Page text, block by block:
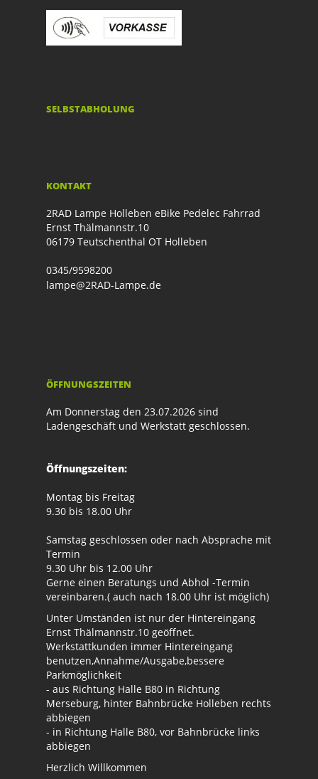
SELBSTABHOLUNG
KONTAKT
2RAD Lampe Holleben eBike Pedelec Fahrrad
Ernst Thälmannstr.10
06179 Teutschenthal OT Holleben
0345/9598200
lampe@2RAD-Lampe.de
ÖFFNUNGSZEITEN
Am Donnerstag den 23.07.2026 sind
Ladengeschäft und Werkstatt geschlossen.
Öffnungszeiten:
Montag bis Freitag
9.30 bis 18.00 Uhr
Samstag geschlossen oder nach Absprache mit
Termin
9.30 Uhr bis 12.00 Uhr
Gerne einen Beratungs und Abhol -Termin
vereinbaren.( auch nach 18.00 Uhr ist möglich)
Unter Umständen ist nur der Hintereingang
Ernst Thälmannstr.10 geöffnet.
Werkstattkunden immer Hintereingang
benutzen,Annahme/Ausgabe,bessere
Parkmöglichkeit
- aus Richtung Halle B80 in Richtung
Merseburg, hinter Bahnbrücke Holleben rechts
abbiegen
- in Richtung Halle B80, vor Bahnbrücke links
abbiegen
Herzlich Willkommen